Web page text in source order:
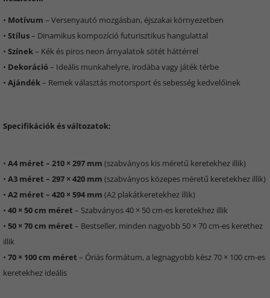
• Motívum – Versenyautó mozgásban, éjszakai környezetben
• Stílus– Dinamikus kompozíció futurisztikus hangulattal
• Színek– Kék és piros neon árnyalatok sötét háttérrel
• Dekoráció– Ideális munkahelyre, irodába vagy játék térbe
• Ajándék– Remek választás motorsport és sebesség kedvelőinek
Specifikációk és változatok:
• A4 méret – 210 × 297 mm (szabványos kis méretű keretekhez illik)
• A3 méret – 297 × 420 mm (szabványos közepes méretű keretekhez illik)
• A2 méret – 420 × 594 mm (A2 plakátkeretekhez illik)
• 40 × 50 cm méret – Szabványos 40 × 50 cm-es keretekhez illik
• 50 × 70 cm méret – Bestseller, minden nagyobb 50 × 70 cm-es kerethez
illik
• 70 × 100 cm méret – Óriás formátum, a legnagyobb kész 70 × 100 cm-es
keretekhez ideális